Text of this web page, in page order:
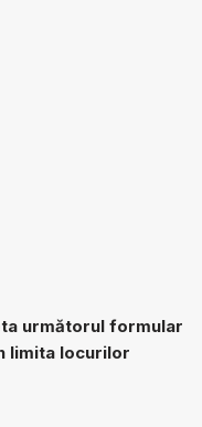
următorul formular
limita locurilor